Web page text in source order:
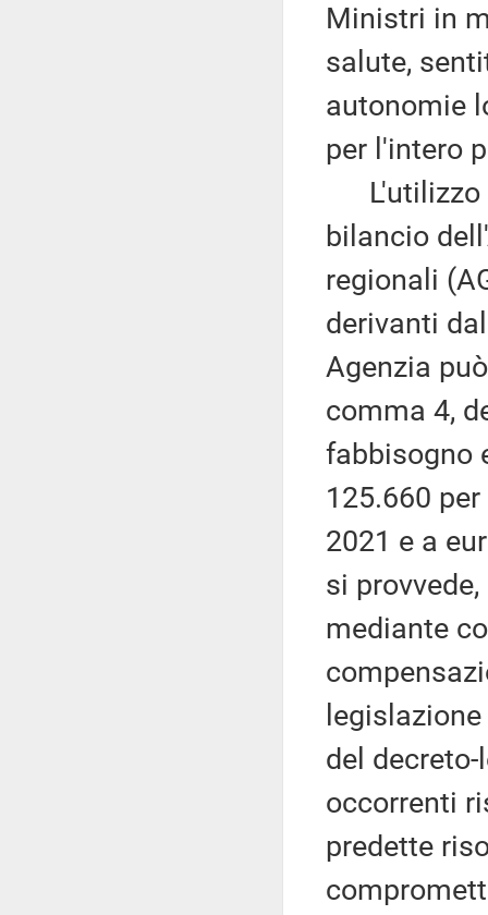
Ministri in
salute,
autonomie
per l'intero
L'utilizzo
bilancio
regionali
derivanti
Agenzia
comma 4,
fabbisogno
125.660
2021 e a
si
mediante
del
occorrenti
predette